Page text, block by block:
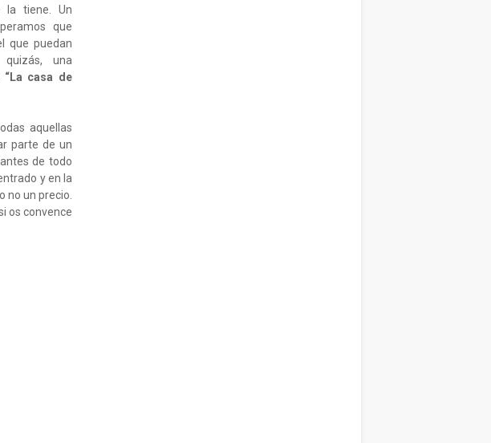
la tiene. Un
que
que puedan
quizás, una
“La casa de
aquellas
parte de un
de todo
y en la
no un precio.
os convence